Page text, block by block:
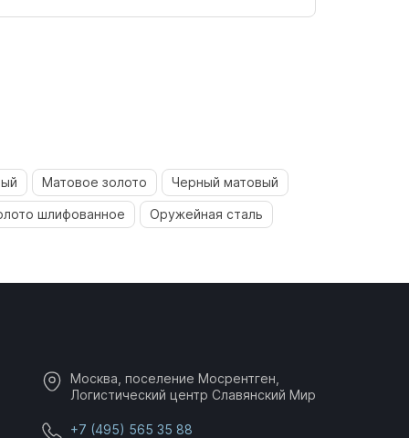
Матовое золото Черный матовый
шлифованное Оружейная сталь
Москва, поселение Мосрентген,
Логистический центр Славянский Мир
+7 (495) 565 35 88